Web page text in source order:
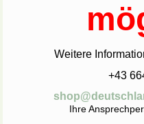
Weitere
+43
Ihre